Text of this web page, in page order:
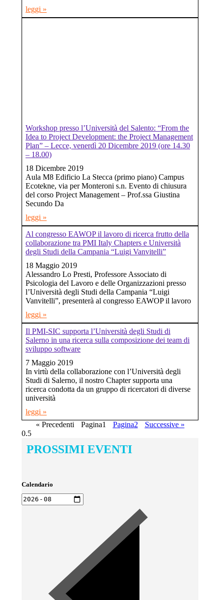
leggi »
Workshop presso l’Università del Salento: “From the
Idea to Project Development: the Project Management
Plan” – Lecce, venerdì 20 Dicembre 2019 (ore 14.30
– 18.00)
18 Dicembre 2019
Aula M8 Edificio La Stecca (primo piano) Campus
Ecotekne, via per Monteroni s.n. Evento di chiusura
del corso Project Management – Prof.ssa Giustina
Secundo Da
leggi »
Al congresso EAWOP il lavoro di ricerca frutto della
collaborazione tra PMI Italy Chapters e Università
degli Studi della Campania “Luigi Vanvitelli”
18 Maggio 2019
Alessandro Lo Presti, Professore Associato di
Psicologia del Lavoro e delle Organizzazioni presso
l’Università degli Studi della Campania “Luigi
Vanvitelli”, presenterà al congresso EAWOP il lavoro
leggi »
Il PMI-SIC supporta l’Università degli Studi di
Salerno in una ricerca sulla composizione dei team di
sviluppo software
7 Maggio 2019
In virtù della collaborazione con l’Università degli
Studi di Salerno, il nostro Chapter supporta una
ricerca condotta da un gruppo di ricercatori di diverse
università
leggi »
« Precedenti
Pagina1 Pagina2 Successive »
PROSSIMI EVENTI
Calendario